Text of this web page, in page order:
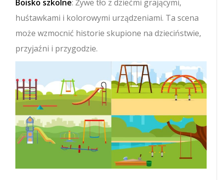
Boisko szkolne: Żywe tło z dziećmi grającymi,
huśtawkami i kolorowymi urządzeniami. Ta scena
może wzmocnić historie skupione na dzieciństwie,
przyjaźni i przygodzie.